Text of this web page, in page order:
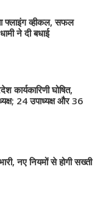
फ्लाइंग व्हीकल, सफल
ने दी बधाई
कार्यकारिणी घोषित,
24 उपाध्यक्ष और 36
नए नियमों से होगी सख्ती